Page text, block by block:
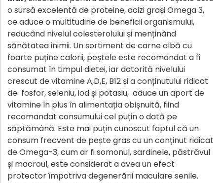
o sursă excelentă de proteine, acizi grași Omega 3,
ce aduce o multitudine de beneficii organismului,
reducând nivelul colesterolului și menținând
sănătatea inimii. Un sortiment de carne albă cu
foarte puține calorii, peștele este recomandat a fi
consumat în timpul dietei, iar datorită nivelului
crescut de vitamine A,D,E, B12 și a conținutului ridicat
de fosfor, seleniu, iod și potasiu, aduce un aport de
vitamine în plus în alimentația obișnuită, fiind
recomandat consumului cel puțin o dată pe
săptămână. Este mai puțin cunoscut faptul că un
consum frecvent de pește gras cu un conținut ridicat
de Omega-3, cum ar fi somonul, sardinele, păstrăvul
și macroul, este considerat a avea un efect
protector împotriva degenerării maculare senile.